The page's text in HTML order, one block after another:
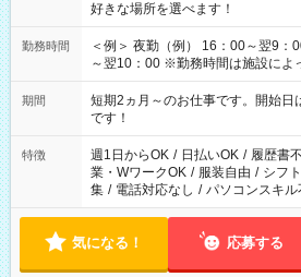
好きな場所を選べます！
勤務時間
＜例＞ 夜勤（例） 16：00～翌9
～翌10：00 ※勤務時間は施設によって異な
みたい」 「しっかり稼ぎたい」 「
い」など ご希望にあったお仕事をご案内
の方の場合は1～2ヶ月間は日中で
仕事に慣れてからの夜勤になります。 ★家庭の都合でお
必要な場合も遠慮なくご相談くだ
期間
短期2ヵ月～のお仕事です。開始
です！
特徴 週1日からOK / 日払いOK / 履歴書
業・WワークOK / 服装自由 / シフ
集 / 電話対応なし / パソコンスキル
気になる！ 応募する